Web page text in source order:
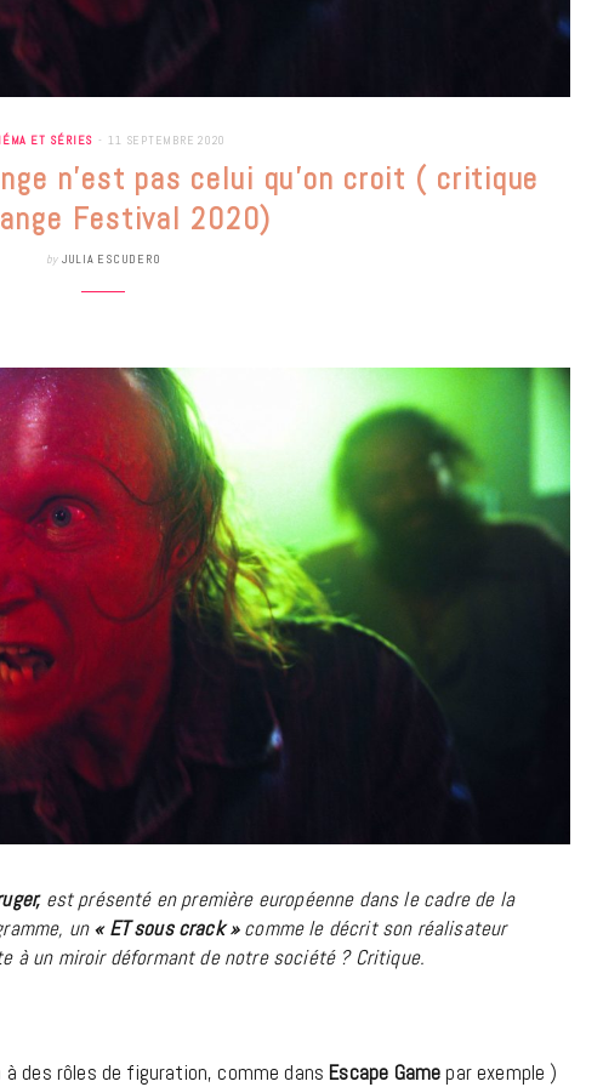
ET SÉRIES 11 SEPTEMBRE 2020
n’est pas celui qu’on croit ( critique
Festival 2020)
by JULIA ESCUDERO
est présenté en première européenne dans le cadre de la
un« ET sous crack »comme le décrit son réalisateur
à un miroir déformant de notre société ? Critique.
des rôles de figuration, comme dans Escape Game par exemple )
BONS PLANS
Les Eclatantes : une soirée entre
concerts, expos, kart, aéroplume…
à la Cité des Sciences
Cage The Elephant, l’ivoire du rock